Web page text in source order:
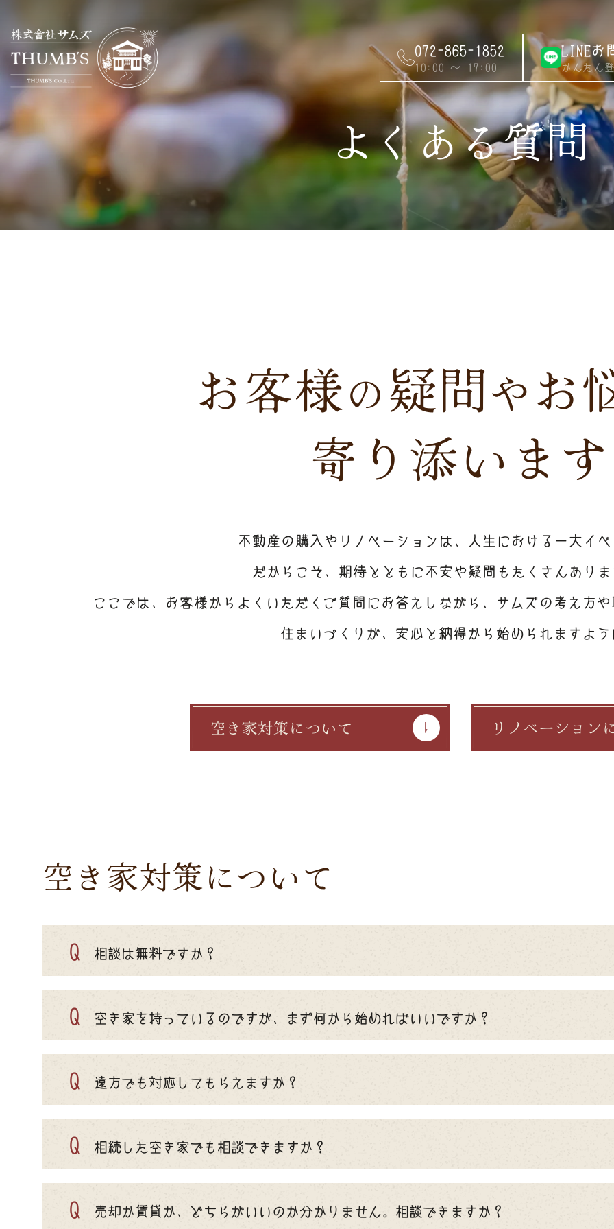
072-865-1852
10:00 ～ 17:00
LINEお
かんたん
よくある質問
お客様の疑問やお
寄り添います
不動産の購入やリノベーションは、人生における一大イベ
だからこそ、期待とともに不安や疑問もたくさんありま
ここでは、お客様からよくいただくご質問にお答えしながら、サムズの考え方
住まいづくりが、安心と納得から始められますよう
空き家対策について リノベーション
空き家対策について
Q 相談は無料ですか？
Q 空き家を持っているのですが、まず何から始めればいいですか？
Q 遠方でも対応してもらえますか？
Q 相続した空き家でも相談できますか？
Q 売却か賃貸か、どちらがいいのか分かりません。相談できますか？